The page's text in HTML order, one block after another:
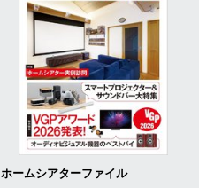
ホームシアターファイル